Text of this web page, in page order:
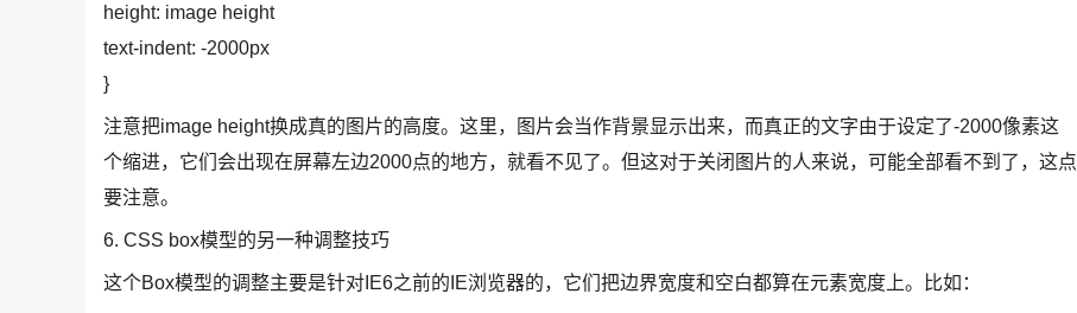
height: image height
text-indent: -2000px
}
注意把image height换成真的图片的高度。这里，图片会当作背景显示出来，而真正的文字由于设定了-2000像素这
个缩进，它们会出现在屏幕左边2000点的地方，就看不见了。但这对于关闭图片的人来说，可能全部看不到了，这点
要注意。
6. CSS box模型的另一种调整技巧
这个Box模型的调整主要是针对IE6之前的IE浏览器的，它们把边界宽度和空白都算在元素宽度上。比如：